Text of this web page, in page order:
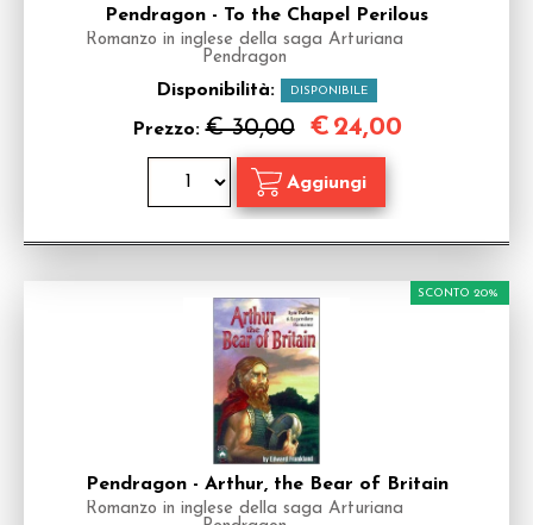
Pendragon - To the Chapel Perilous
Romanzo in inglese della saga Arturiana
Pendragon
Disponibilità: DISPONIBILE
Prezzo:€ 30,00 € 24,00
Pendragon - Arthur, the Bear of Britain
Romanzo in inglese della saga Arturiana
SCONTO 20%